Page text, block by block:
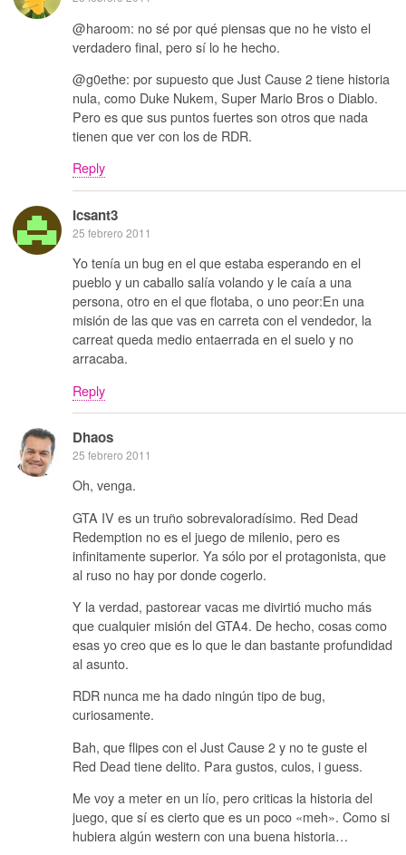
@haroom: no sé por qué piensas que no he visto el
verdadero final, pero sí lo he hecho.
@g0ethe: por supuesto que Just Cause 2 tiene historia
nula, como Duke Nukem, Super Mario Bros o Diablo.
Pero es que sus puntos fuertes son otros que nada
tienen que ver con los de RDR.
Reply
Icsant3
25 febrero 2011
Yo tenía un bug en el que estaba esperando en el
pueblo y un caballo salía volando y le caía a una
persona, otro en el que flotaba, o uno peor:En una
misión de las que vas en carreta con el vendedor, la
carreat queda medio entaerrada en el suelo y no
arracaba.
Reply
Dhaos
25 febrero 2011
Oh, venga.
GTA IV es un truño sobrevaloradísimo. Red Dead
Redemption no es el juego de milenio, pero es
infinitamente superior. Ya sólo por el protagonista, que
al ruso no hay por donde cogerlo.
Y la verdad, pastorear vacas me divirtió mucho más
que cualquier misión del GTA4. De hecho, cosas como
esas yo creo que es lo que le dan bastante profundidad
al asunto.
RDR nunca me ha dado ningún tipo de bug,
curiosamente.
Bah, que flipes con el Just Cause 2 y no te guste el
Red Dead tiene delito. Para gustos, culos, i guess.
Me voy a meter en un lío, pero criticas la historia del
juego, que sí es cierto que es un poco «meh». Como si
hubiera algún western con una buena historia…